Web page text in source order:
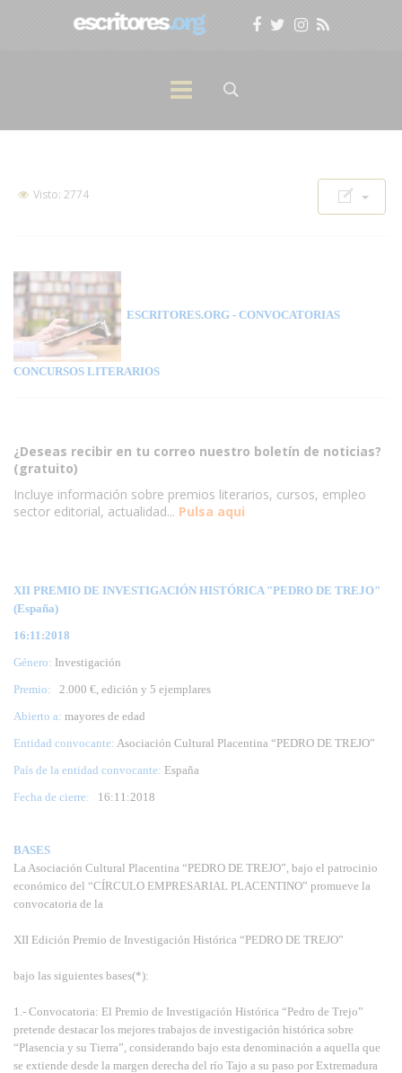
Visto: 2774
ESCRITORES.ORG - CONVOCATORIAS
CONCURSOS LITERARIOS
¿Deseas recibir en tu correo nuestro boletín de noticias?
(gratuito)
Incluye información sobre premios literarios, cursos, empleo
sector editorial, actualidad... Pulsa aqui
XII PREMIO DE INVESTIGACIÓN HISTÓRICA "PEDRO DE TREJO"
(España)
16:11:2018
Género: Investigación
Premio:
2.000 €, edición y 5 ejemplares
Abierto a: mayores de edad
Entidad convocante: Asociación Cultural Placentina “PEDRO DE TREJO”
País de la entidad convocante: España
Fecha de cierre: 16:11:2018
BASES
La Asociación Cultural Placentina “PEDRO DE TREJO”, bajo el patrocinio
económico del “CÍRCULO EMPRESARIAL PLACENTINO” promueve la
convocatoria de la
XII Edición Premio de Investigación Histórica “PEDRO DE TREJO”
bajo las siguientes bases(*):
1.- Convocatoria: El Premio de Investigación Histórica “Pedro de Trejo”
pretende destacar los mejores trabajos de investigación histórica sobre
“Plasencia y su Tierra”, considerando bajo esta denominación a aquella que
se extiende desde la margen derecha del río Tajo a su paso por Extremadura